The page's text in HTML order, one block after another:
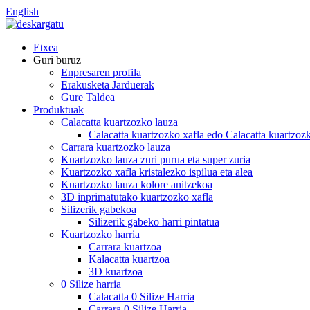
English
Etxea
Guri buruz
Enpresaren profila
Erakusketa Jarduerak
Gure Taldea
Produktuak
Calacatta kuartzozko lauza
Calacatta kuartzozko xafla edo Calacatta
Carrara kuartzozko lauza
Kuartzozko lauza zuri purua eta super zuria
Kuartzozko xafla kristalezko ispilua eta alea
Kuartzozko lauza kolore anitzekoa
3D inprimatutako kuartzozko xafla
Silizerik gabekoa
Silizerik gabeko harri pintatua
Kuartzozko harria
Carrara kuartzoa
Kalacatta kuartzoa
3D kuartzoa
0 Silize harria
Calacatta 0 Silize Harria